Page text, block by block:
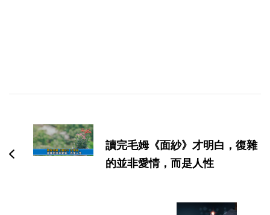
航
讀完毛姆《面紗》才明白，復雜
的並非愛情，而是人性